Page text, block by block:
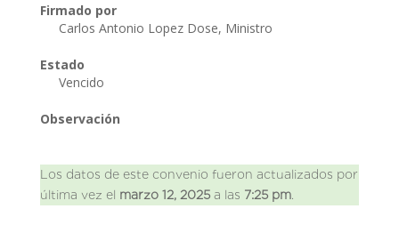
Firmado por
Carlos Antonio Lopez Dose, Ministro
Estado
Vencido
Observación
Los datos de este convenio fueron actualizados por
última vez el marzo 12, 2025a las 7:25 pm.